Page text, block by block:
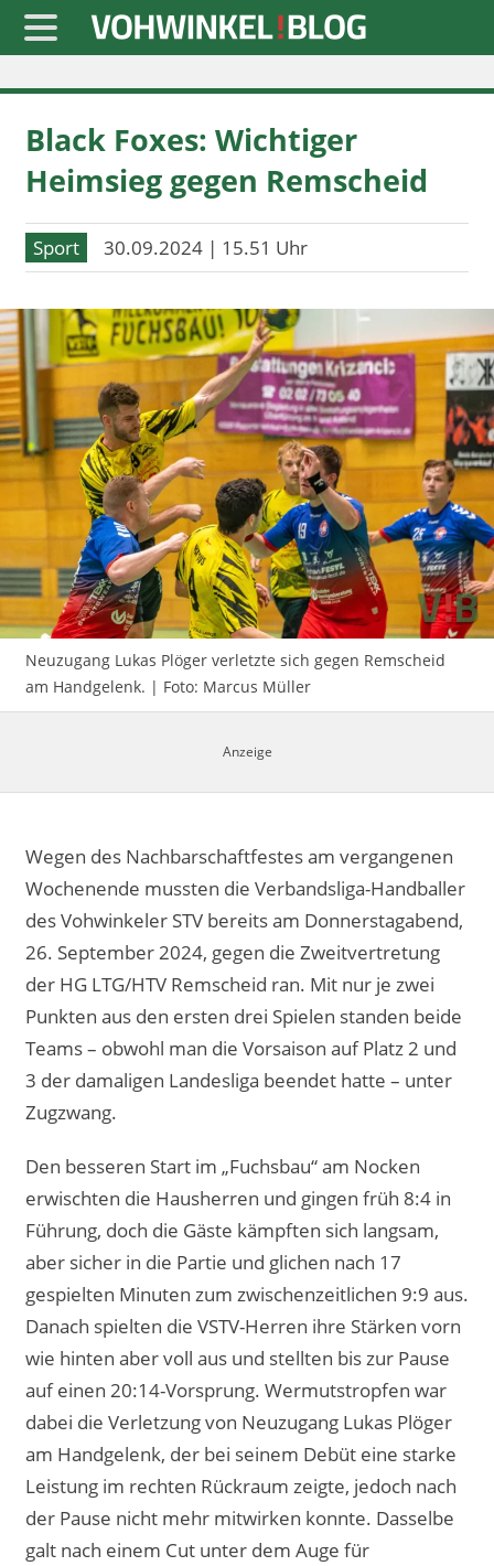
Startseite
» Blaulicht
» Freizeit
» Notizen
» Politik
» Sport
» Wirtschaft
Werbung
Datenschutz
Impressum
Black Foxes: Wichtiger
Heimsieg gegen Remscheid
Sport 30.09.2024 | 15.51 Uhr
Neuzugang Lukas Plöger verletzte sich gegen Remscheid
am Handgelenk. | Foto: Marcus Müller
Wegen des Nachbarschaftfestes am vergangenen
Wochenende mussten die Verbandsliga-Handballer
des Vohwinkeler STV bereits am Donnerstagabend,
26. September 2024, gegen die Zweitvertretung
der HG LTG/HTV Remscheid ran. Mit nur je zwei
Punkten aus den ersten drei Spielen standen beide
Teams – obwohl man die Vorsaison auf Platz 2 und
3 der damaligen Landesliga beendet hatte – unter
Zugzwang.
Den besseren Start im „Fuchsbau“ am Nocken
erwischten die Hausherren und gingen früh 8:4 in
Führung, doch die Gäste kämpften sich langsam,
aber sicher in die Partie und glichen nach 17
gespielten Minuten zum zwischenzeitlichen 9:9 aus.
Danach spielten die VSTV-Herren ihre Stärken vorn
wie hinten aber voll aus und stellten bis zur Pause
auf einen 20:14-Vorsprung. Wermutstropfen war
dabei die Verletzung von Neuzugang Lukas Plöger
am Handgelenk, der bei seinem Debüt eine starke
Leistung im rechten Rückraum zeigte, jedoch nach
der Pause nicht mehr mitwirken konnte. Dasselbe
galt nach einem Cut unter dem Auge für